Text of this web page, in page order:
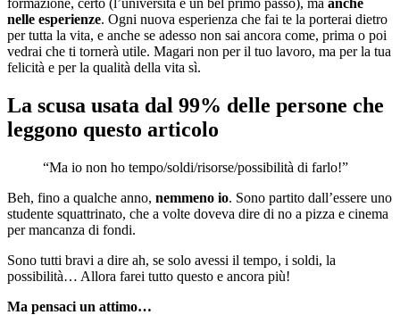
nelle esperienze. Ogni nuova esperienza che fai te la porterai dietro
per tutta la vita, e anche se adesso non sai ancora come, prima o poi
vedrai che ti tornerà utile. Magari non per il tuo lavoro, ma per la tua
felicità e per la qualità della vita sì.
La scusa usata dal 99% delle persone che
leggono questo articolo
“Ma io non ho tempo/soldi/risorse/possibilità di farlo!”
Beh, fino a qualche anno, nemmeno io. Sono partito dall’essere uno
studente squattrinato, che a volte doveva dire di no a pizza e cinema
per mancanza di fondi.
Sono tutti bravi a dire ah, se solo avessi il tempo, i soldi, la
possibilità… Allora farei tutto questo e ancora più!
Ma pensaci un attimo…